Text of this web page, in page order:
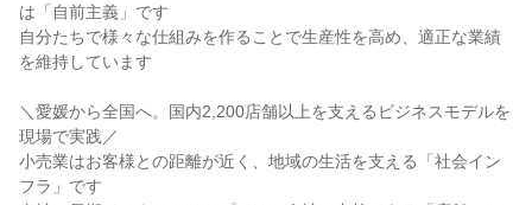
は「自前主義」です
自分たちで様々な仕組みを作ることで生産性を高め、適正な業績
を維持しています
＼愛媛から全国へ。国内2,200店舗以上を支えるビジネスモデルを
現場で実践／
小売業はお客様との距離が近く、地域の生活を支える「社会イン
フラ」です